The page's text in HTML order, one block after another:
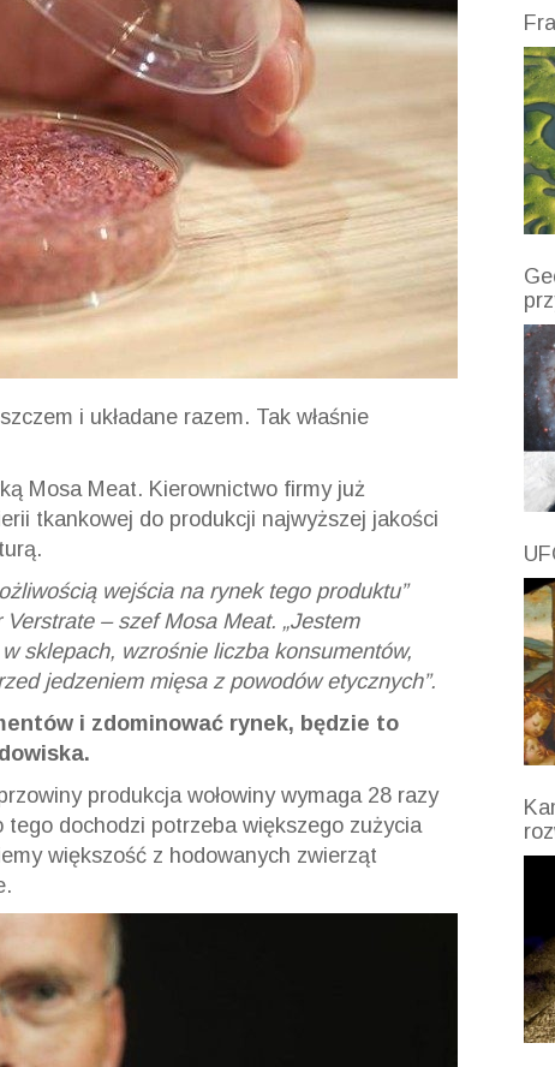
i układane razem. Tak właśnie
Mosa Meat. Kierownictwo firmy już
tkankowej do produkcji najwyższej jakości
wejścia na rynek tego produktu”
– szef Mosa Meat. „Jestem
sklepach, wzrośnie liczba konsumentów,
jedzeniem mięsa z powodów etycznych”.
i zdominować rynek, będzie to
produkcja wołowiny wymaga 28 razy
dochodzi potrzeba większego zużycia
większość z hodowanych zwierząt